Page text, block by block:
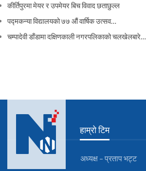
कीर्तिपुरमा मेयर र उपमेयर बिच विवाद छताछुल्ल
पद्मकन्या विद्यालयको ७७ औं ‌‌वार्षिक ‌उत्सव…
चम्पादेवी डाँडामा दक्षिणकाली नगरपलिकाको चलखेलबारे…
हाम्रो टिम
अध्यक्ष – प्रताप भट्ट